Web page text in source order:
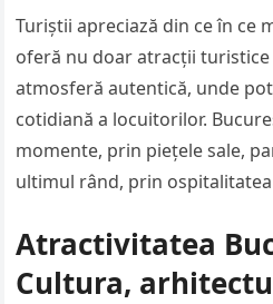
Turiștii apreciază din ce în ce
oferă nu doar atracții turistice
atmosferă autentică, unde
cotidiană a locuitorilor.
momente, prin piețele sale,
ultimul rând, prin
Atractivitatea
Cultura,